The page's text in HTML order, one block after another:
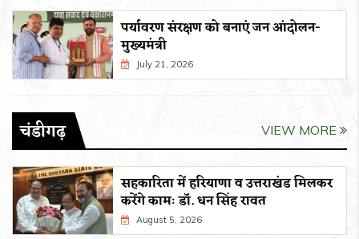
पर्यावरण संरक्षण को बनाएं जन आंदोलन-
मुख्यमंत्री
July 21, 2026
चंडीगढ़ VIEW MORE
सहकारिता में हरियाणा व उत्तराखंड मिलकर
करेंगे कामः डाॅ. धन सिंह रावत
August 5, 2026